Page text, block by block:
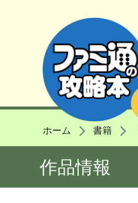
ホーム 書籍
作品情報